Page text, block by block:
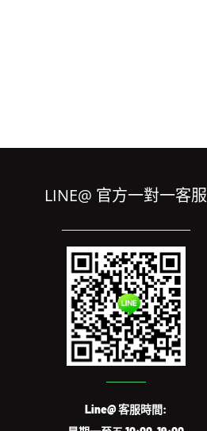
LINE@ 官方一對一客服
Line@ 客服時間: